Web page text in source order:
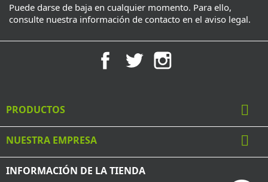
Puede darse de baja en cualquier momento. Para ello,
consulte nuestra información de contacto en el aviso legal.
FacebookTwitter
PRODUCTOS 
NUESTRA EMPRESA 
INFORMACIÓN DE LA TIENDA